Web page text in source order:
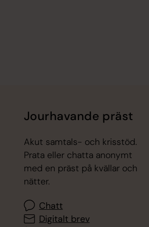
Jourhavande präst
Akut samtals- och krisstöd.
Prata eller chatta anonymt
med en präst på kvällar och
nätter.
Chatt
Digitalt brev